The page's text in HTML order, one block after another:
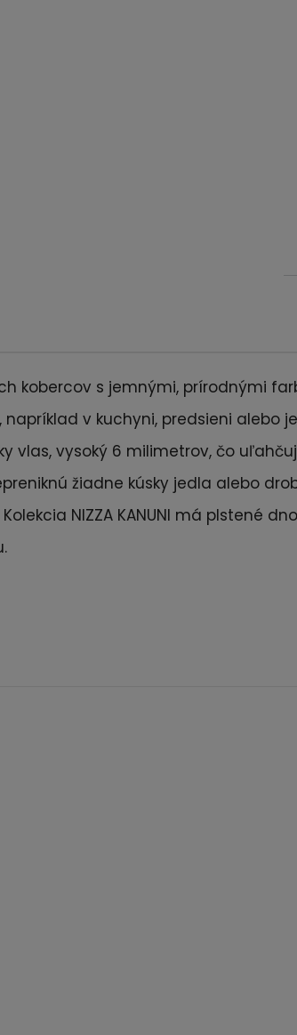
kobercov s jemnými, prírodnými
v kuchyni, predsieni alebo
vlas, vysoký 6 milimetrov, čo
žiadne kúsky jedla alebo
NIZZA KANUNI má plstené